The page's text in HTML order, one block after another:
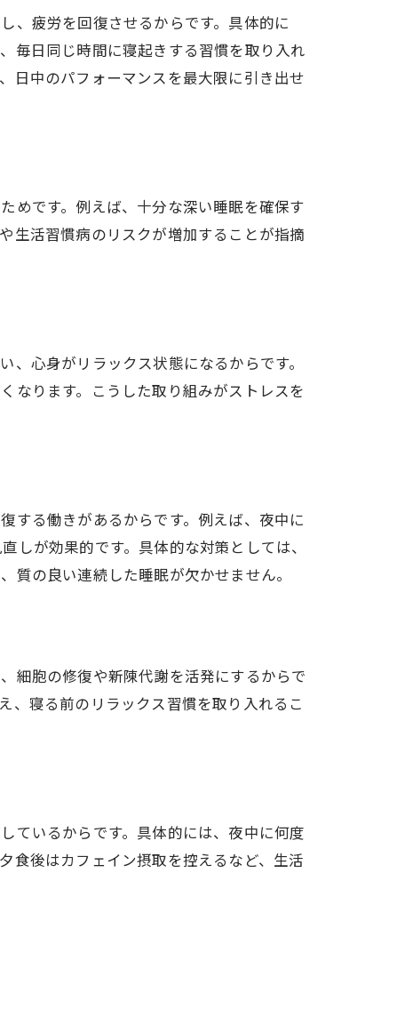
、疲労を回復させるからです。具体的に
毎日同じ時間に寝起きする習慣を取り入れ
日中のパフォーマンスを最大限に引き出せ
めです。例えば、十分な深い睡眠を確保す
生活習慣病のリスクが増加することが指摘
心身がリラックス状態になるからです。
なります。こうした取り組みがストレスを
する働きがあるからです。例えば、夜中に
が効果的です。具体的な対策としては、
の良い連続した睡眠が欠かせません。
細胞の修復や新陳代謝を活発にするからで
、寝る前のリラックス習慣を取り入れるこ
ているからです。具体的には、夜中に何度
食後はカフェイン摂取を控えるなど、生活